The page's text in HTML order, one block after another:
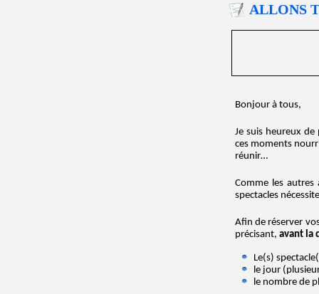
ALLONS
Bonjour à tous,
Je suis heureux
ces moments
réunir…
Comme les autres
spectacles
Afin de réserver
précisant, avant la
Le(s)
le jour
le nombre de